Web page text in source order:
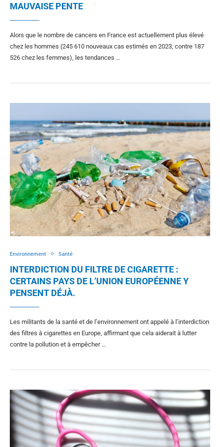
MAUVAISE PENTE
Alors que le nombre de cancers en France est actuellement plus élevé
chez les hommes (245 610 nouveaux cas estimés en 2023, contre 187
526 chez les femmes), les tendances …
Environnement Santé
INTERDICTION DU FILTRE DE CIGARETTE :
CERTAINS PAYS DE L’UNION EUROPÉENNE Y
PENSENT DÉJÀ.
Les militants de la santé et de l’environnement ont appelé à l’interdiction
des filtres à cigarettes en Europe, affirmant que cela aiderait à lutter
contre la pollution et à empêcher …